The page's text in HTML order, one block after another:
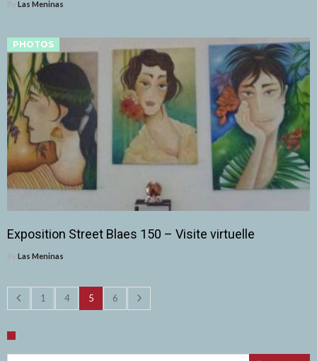
By Las Meninas
PHOTOS
Exposition Street Blaes 150 – Visite virtuelle
By Las Meninas
1 4 5 6
Rechercher :